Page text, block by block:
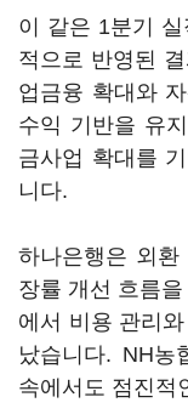
이 같은 1분기
적으로 반영된
업금융 확대와
수익 기반을 유
금사업 확대를
니다.
하나은행은 외환
장률 개선 흐름
에서 비용 관리
났습니다. NH농
속에서도 점진적